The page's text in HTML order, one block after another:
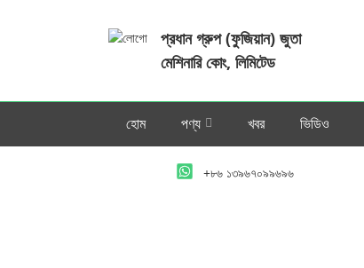
প্রধান গ্রুপ (ফুজিয়ান) জুতা
মেশিনারি কোং, লিমিটেড
হোম পণ্য খবর ভিডিও
+৮৬ ১৩৯৬৭০৯৯৬৯৬